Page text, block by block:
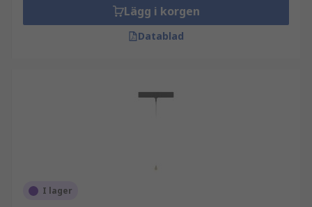
Lägg i korgen
Datablad
I lager